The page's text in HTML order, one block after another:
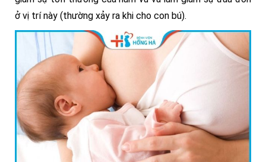
ở vị trí này (thường xảy ra khi cho con bú).